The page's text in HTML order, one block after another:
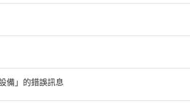
備」的錯誤訊息